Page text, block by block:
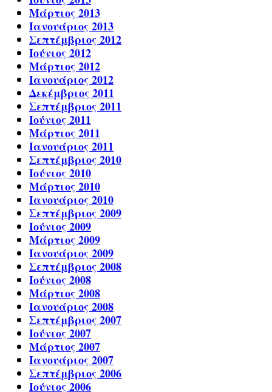
Μάρτιος 2013
Ιανουάριος 2013
Σεπτέμβριος 2012
Ιούνιος 2012
Μάρτιος 2012
Ιανουάριος 2012
Δεκέμβριος 2011
Σεπτέμβριος 2011
Ιούνιος 2011
Μάρτιος 2011
Ιανουάριος 2011
Σεπτέμβριος 2010
Ιούνιος 2010
Μάρτιος 2010
Ιανουάριος 2010
Σεπτέμβριος 2009
Ιούνιος 2009
Μάρτιος 2009
Ιανουάριος 2009
Σεπτέμβριος 2008
Ιούνιος 2008
Μάρτιος 2008
Ιανουάριος 2008
Σεπτέμβριος 2007
Ιούνιος 2007
Μάρτιος 2007
Ιανουάριος 2007
Σεπτέμβριος 2006
Ιούνιος 2006